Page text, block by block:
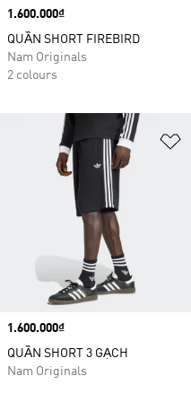
Price
1.600.000₫
QUẦN SHORT FIREBIRD
Nam Originals
2 colours
Price
1.600.000₫
QUẦN SHORT 3 GẠCH
Nam Originals